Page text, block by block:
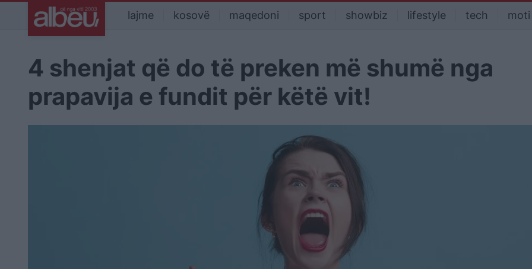
lajme kosovë maqedoni sport showbiz lifestyle tech moti
4 shenjat që do të preken më shumë nga
prapavija e fundit për këtë vit!